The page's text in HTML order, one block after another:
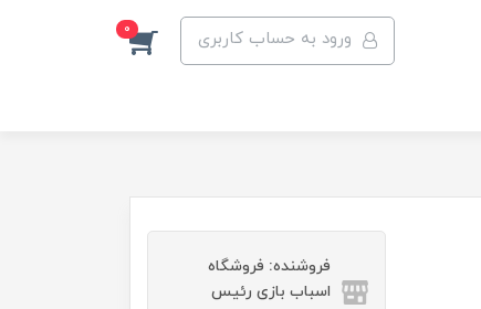
ورود به حساب کاربری 0
فروشنده: فروشگاه
اسباب بازی رئیس